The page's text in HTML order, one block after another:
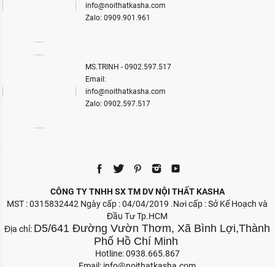
info@noithatkasha.com
Zalo: 0909.901.961
MS.TRINH - 0902.597.517
Email:
info@noithatkasha.com
Zalo: 0902.597.517
CÔNG TY TNHH SX TM DV NỘI THẤT KASHA
MST : 0315832442 Ngày cấp : 04/04/2019 .Nơi cấp : Sở Kế Hoạch và
Đầu Tư Tp.HCM
Địa chỉ: D5/641 Đường Vườn Thơm, Xã Bình Lợi,Thành
Phố Hồ Chí Minh
Hotline: 0938.665.867